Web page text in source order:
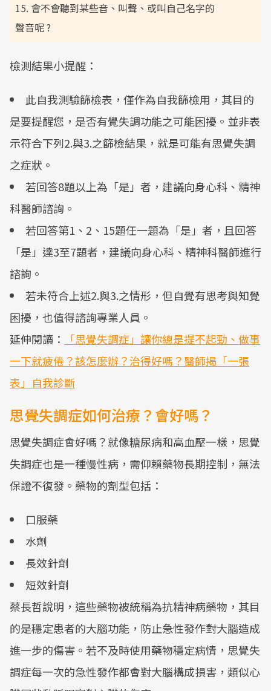
15. 會不會聽到某些音、叫聲、或叫自己名字的
聲音呢 ?
檢測結果小提醒：
此自我測驗篩檢表，僅作為自我篩檢用，其目的
是要提醒您，是否有覺失調功能之可能困擾。並非表
示符合下列2.與3.之篩檢結果，就是可能有思覺失調
之症狀。
若回答8題以上為「是」者，建議向身心科、精神
科醫師諮詢。
若回答第1、2、15題任一題為「是」者，且回答
「是」達3至7題者，建議向身心科、精神科醫師進行
諮詢。
若未符合上述2.與3.之情形，但自覺有思考與知覺
困擾，也值得諮詢專業人員。
延伸閱讀：
「思覺失調症」讓你總是提不起勁、做事
一下就疲倦？該怎麼辦？治得好嗎？醫師揭「一張
表」自我診斷
思覺失調症如何治療？會好嗎？
思覺失調症會好嗎？就像糖尿病和高血壓一樣，思覺
失調症也是一種慢性病，需仰賴藥物長期控制，無法
保證不復發。藥物的劑型包括：
口服藥
水劑
長效針劑
短效針劑
蔡長哲說明，這些藥物被統稱為抗精神病藥物，其目
的是穩定患者的大腦功能，防止急性發作對大腦造成
進一步的傷害。若不及時使用藥物穩定病情，思覺失
調症每一次的急性發作都會對大腦構成損害，類似心